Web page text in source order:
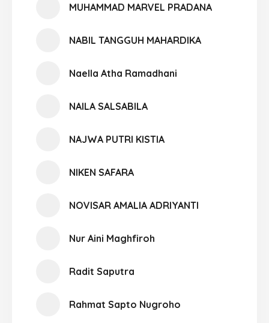
MUHAMMAD MARVEL PRADANA
NABIL TANGGUH MAHARDIKA
Naella Atha Ramadhani
NAILA SALSABILA
NAJWA PUTRI KISTIA
NIKEN SAFARA
NOVISAR AMALIA ADRIYANTI
Nur Aini Maghfiroh
Radit Saputra
Rahmat Sapto Nugroho